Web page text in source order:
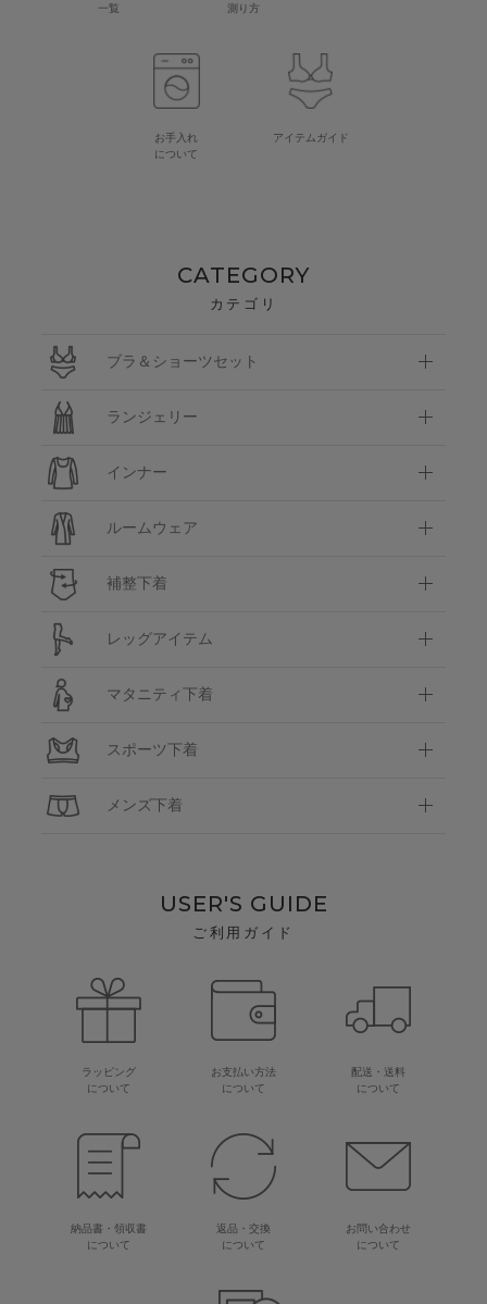
一覧
測り方
お手入れ
について
アイテムガイド
CATEGORY
カテゴリ
ブラ＆ショーツセット
ランジェリー
インナー
ルームウェア
補整下着
レッグアイテム
マタニティ下着
スポーツ下着
メンズ下着
USER'S GUIDE
ご利用ガイド
ラッピング
について
お支払い方法
について
配送・送料
について
納品書・領収書
について
返品・交換
について
お問い合わせ
について